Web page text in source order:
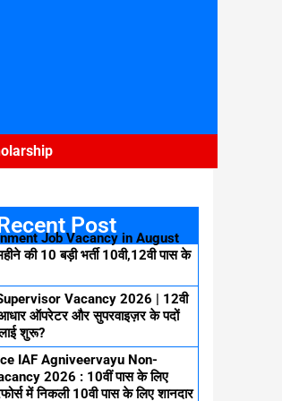
Post
Job Vacancy in August
की 10 बड़ी भर्ती 10वी,12वी पास के
Vacancy 2026 | 12वी
आधार ऑपरेटर और सुपरवाइज़र के पदों
शुरू?
IAF Agniveervayu Non-
2026 : 10वीं पास के लिए
में निकली 10वी पास के लिए शानदार